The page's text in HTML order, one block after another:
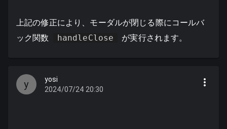
上記の修正により、モーダルが閉じる際にコールバ
ック関数
handleClose が実行されます。
y
yosi
2024/07/24 20:30